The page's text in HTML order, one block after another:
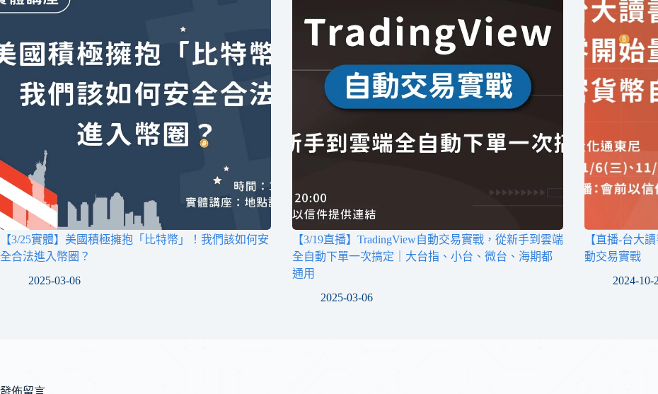
【3/25實體】美國積極擁抱「比特幣」！我們該如何安
全合法進入幣圈？
2025-03-06
【3/19直播】TradingView自動交易實戰，從新手到雲端
全自動下單一次搞定｜大台指、小台、微台、海期都
通用
2025-03-06
【直播-台大
動交易實戰
2024-10-
發佈留言